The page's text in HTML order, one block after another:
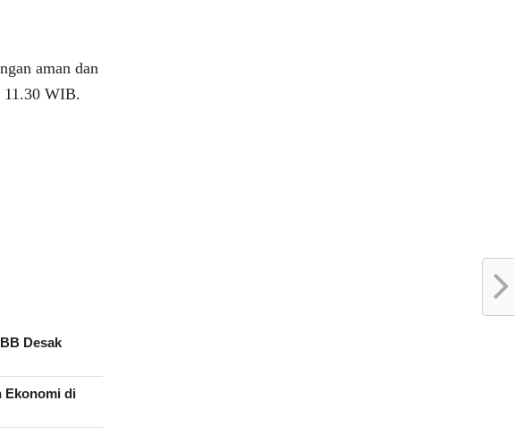
aman dan
11.30 WIB.
Desak
Ekonomi di